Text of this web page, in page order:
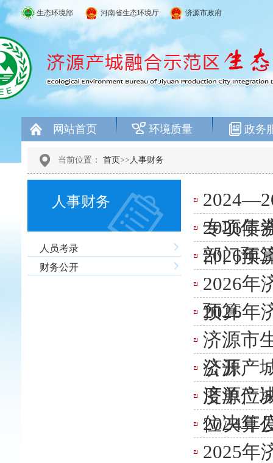
生态环境部 河南省生态环境厅 济源市政府
网站首页 环境质量 政务
当前位置： 首页>> 人事财务
人事财务
人员考录
财务公开
专项债
2026年
部门预
2026年
2026年
预算
2026年
济源市
公开
济源产
度单位
济源产
位决算
2024年
2025年